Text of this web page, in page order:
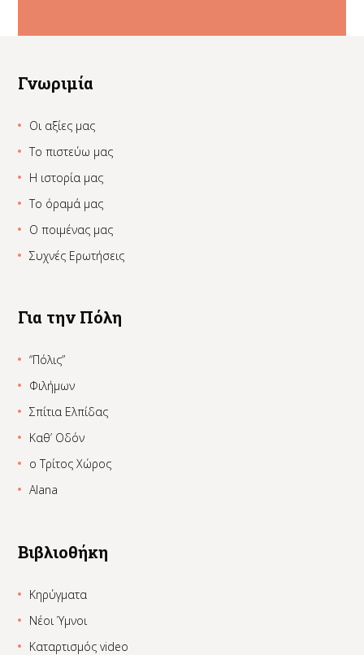
Γνωριμία
Οι αξίες μας
Το πιστεύω μας
Η ιστορία μας
Το όραμά μας
Ο ποιμένας μας
Συχνές Ερωτήσεις
Για την Πόλη
“Πόλις”
Φιλήμων
Σπίτια Ελπίδας
Καθ’ Οδόν
ο Τρίτος Χώρος
Alana
Βιβλιοθήκη
Κηρύγματα
Νέοι Ύμνοι
Καταρτισμός video